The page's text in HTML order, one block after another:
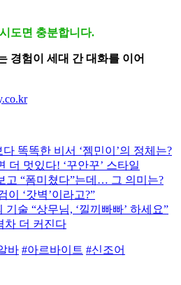
도면 충분합니다.
경험이 세대 간 대화를 이어
똑똑한 비서 ‘젬민이’의 정체는?
더 멋있다! ‘꾸안꾸’ 스타일
고 “폼미쳤다”는데… 그 의미는?
이 ‘갓벽’이라고?”
술 “상무님, ‘낄끼빠빠’ 하세요”
차 더 커진다
바 #아르바이트 #신조어